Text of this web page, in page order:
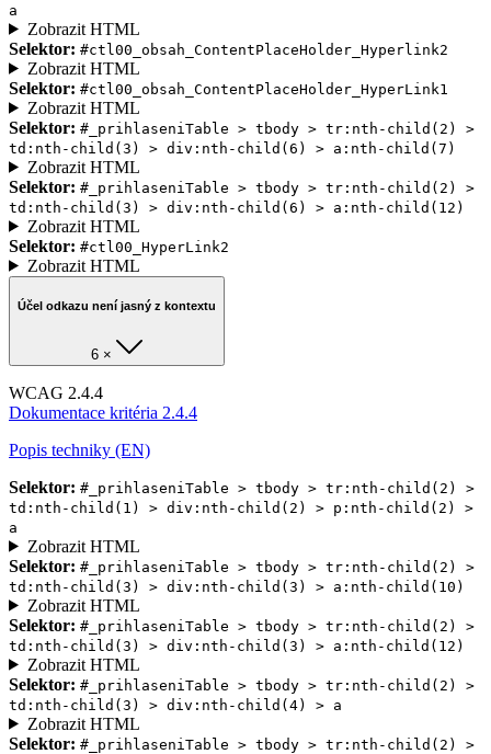
a
Zobrazit HTML
Selektor: #ctl00_obsah_ContentPlaceHolder_Hyperlink2
Zobrazit HTML
Selektor: #ctl00_obsah_ContentPlaceHolder_HyperLink1
Zobrazit HTML
Selektor: #_prihlaseniTable > tbody > tr:nth-child(2) >
td:nth-child(3) > div:nth-child(6) > a:nth-child(7)
Zobrazit HTML
Selektor: #_prihlaseniTable > tbody > tr:nth-child(2) >
td:nth-child(3) > div:nth-child(6) > a:nth-child(12)
Zobrazit HTML
Selektor: #ctl00_HyperLink2
Zobrazit HTML
Účel odkazu není jasný z kontextu
6 ×
WCAG 2.4.4
Dokumentace kritéria 2.4.4
Popis techniky (EN)
Selektor: #_prihlaseniTable > tbody > tr:nth-child(2) >
td:nth-child(1) > div:nth-child(2) > p:nth-child(2) >
a
Zobrazit HTML
Selektor: #_prihlaseniTable > tbody > tr:nth-child(2) >
td:nth-child(3) > div:nth-child(3) > a:nth-child(10)
Zobrazit HTML
Selektor: #_prihlaseniTable > tbody > tr:nth-child(2) >
td:nth-child(3) > div:nth-child(3) > a:nth-child(12)
Zobrazit HTML
Selektor: #_prihlaseniTable > tbody > tr:nth-child(2) >
td:nth-child(3) > div:nth-child(4) > a
Zobrazit HTML
Selektor: #_prihlaseniTable > tbody > tr:nth-child(2) >